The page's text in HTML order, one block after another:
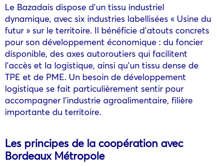
Le Bazadais dispose d’un tissu industriel
dynamique, avec six industries labellisées « Usine du
futur » sur le territoire. Il bénéficie d’atouts concrets
pour son développement économique : du foncier
disponible, des axes autoroutiers qui facilitent
l’accès et la logistique, ainsi qu’un tissu dense de
TPE et de PME. Un besoin de développement
logistique se fait particulièrement sentir pour
accompagner l’industrie agroalimentaire, filière
importante du territoire.
Les principes de la coopération avec
Bordeaux Métropole